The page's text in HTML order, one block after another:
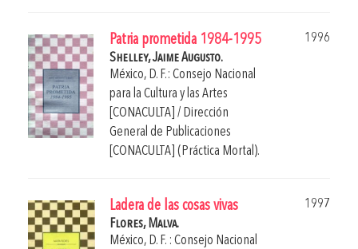
Patria prometida 1984-1995
1996
Shelley, Jaime Augusto.
México, D. F.: Consejo Nacional
para la Cultura y las Artes
[CONACULTA] / Dirección
General de Publicaciones
[CONACULTA] (Práctica Mortal).
Ladera de las cosas vivas
1997
Flores, Malva.
México, D. F. : Consejo Nacional